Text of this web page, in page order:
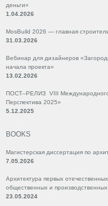
деньги»
1.04.2026
MosBuild 2026 — главная
31.03.2026
Вебинар для дизайнеров
начала проекта»
13.02.2026
ПОСТ–РЕЛИЗ VIII Международного
Перспектива 2025»
5.12.2025
BOOKS
Магистерская диссертация по
7.05.2026
Архитектура первых
общественных и
23.05.2024